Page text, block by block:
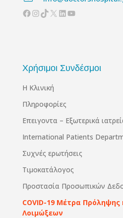
Facebook
Instagram
TikTok
X Linkedin
YouTube
Χρήσιμοι Συνδέσμοι
Η Κλινική
Πληροφορίες
Επειγοντα – Εξωτερικά
International Patients
Συχνές ερωτήσεις
Τιμοκατάλογος
Προστασία Προσωπικών
COVID-19 Μέτρα Πρόληψης
Λοιμώξεων